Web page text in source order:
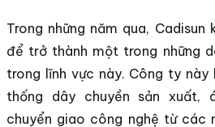
Trong những năm qua, Cadisun
để trở thành một trong những
trong lĩnh vực này. Công ty
thống dây chuyền sản xuất,
chuyển giao công nghệ từ các